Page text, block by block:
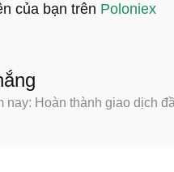
của bạn trên Poloniex
Hoàn thành giao dịch